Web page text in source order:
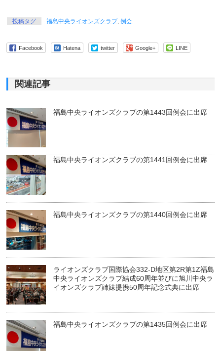
投稿タグ 福島中央ライオンズクラブ,例会
Facebook Hatena twitter Google+ LINE
関連記事
福島中央ライオンズクラブの第1443回例会に出席
福島中央ライオンズクラブの第1441回例会に出席
福島中央ライオンズクラブの第1440回例会に出席
ライオンズクラブ国際協会332-D地区第2R第1Z福島
中央ライオンズクラブ結成60周年並びに旭川中央ラ
イオンズクラブ姉妹提携50周年記念式典に出席
福島中央ライオンズクラブの第1435回例会に出席